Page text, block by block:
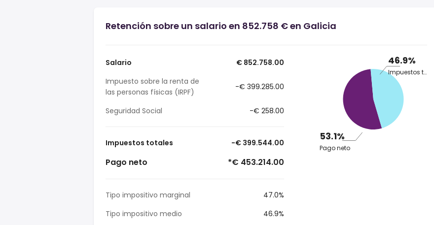
Retención sobre un salario en 852.758 € en Galicia
Salario
€ 852.758.00
Impuesto sobre la renta de
las personas físicas (IRPF)
-€ 399.285.00
Seguridad Social -€ 258.00
Impuestos totales -€ 399.544.00
Pago neto *€ 453.214.00
Tipo impositivo marginal
47.0%
Tipo impositivo medio
46.9%
46.9%
Impuestos totales
53.1%
Pago neto